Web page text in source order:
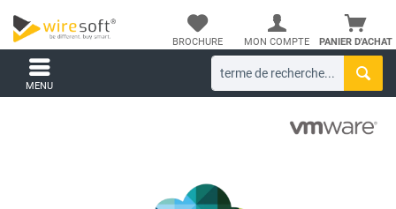
PANIER D'ACHAT
BROCHURE MON COMPTE
MENU